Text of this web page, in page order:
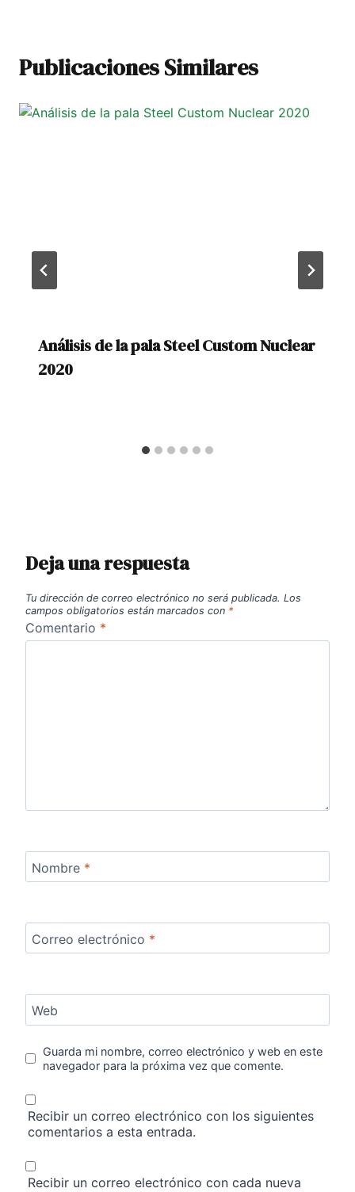
Publicaciones Similares
Análisis de la pala Steel Custom Nuclear
2020
Deja una respuesta
Tu dirección de correo electrónico no será publicada. Los
campos obligatorios están marcados con *
Comentario *
Nombre *
Correo electrónico *
Web
Guarda mi nombre, correo electrónico y web en este
navegador para la próxima vez que comente.
Recibir un correo electrónico con los siguientes
comentarios a esta entrada.
Recibir un correo electrónico con cada nueva